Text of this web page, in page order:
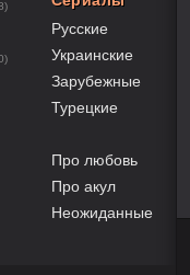
Русские
Украинские
Зарубежные
Турецкие
Про любовь
Про акул
Неожиданные